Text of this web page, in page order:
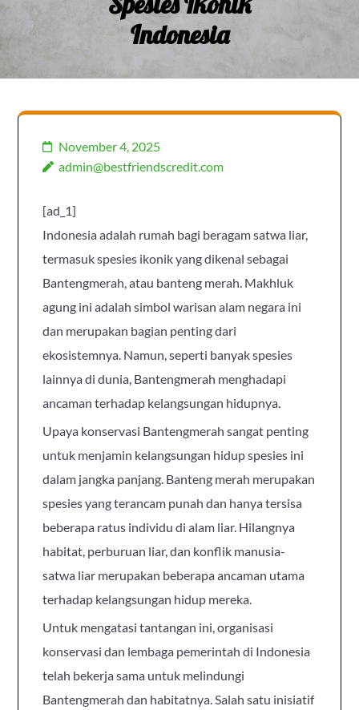
Indonesia
November 4, 2025
admin@bestfriendscredit.com
[ad_1]
Indonesia adalah rumah bagi beragam satwa liar,
termasuk spesies ikonik yang dikenal sebagai
Bantengmerah, atau banteng merah. Makhluk
agung ini adalah simbol warisan alam negara ini
dan merupakan bagian penting dari
ekosistemnya. Namun, seperti banyak spesies
lainnya di dunia, Bantengmerah menghadapi
ancaman terhadap kelangsungan hidupnya.
Upaya konservasi Bantengmerah sangat penting
untuk menjamin kelangsungan hidup spesies ini
dalam jangka panjang. Banteng merah merupakan
spesies yang terancam punah dan hanya tersisa
beberapa ratus individu di alam liar. Hilangnya
habitat, perburuan liar, dan konflik manusia-
satwa liar merupakan beberapa ancaman utama
terhadap kelangsungan hidup mereka.
Untuk mengatasi tantangan ini, organisasi
konservasi dan lembaga pemerintah di Indonesia
telah bekerja sama untuk melindungi
Bantengmerah dan habitatnya. Salah satu inisiatif